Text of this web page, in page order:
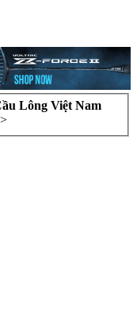
Lông Việt Nam
>